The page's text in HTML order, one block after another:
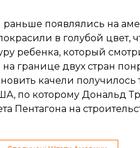
появлялись на
в голубой цвет,
ребенка, который
границе двух стран
качели
по которому Дональд
Пентагона на